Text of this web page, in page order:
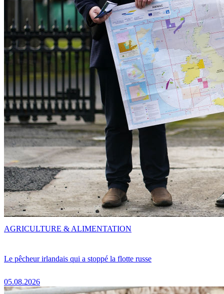
Le pêcheur irlandais qui a stoppé la flotte russe
05.08.2026
AGRICULTURE & ALIMENTATION